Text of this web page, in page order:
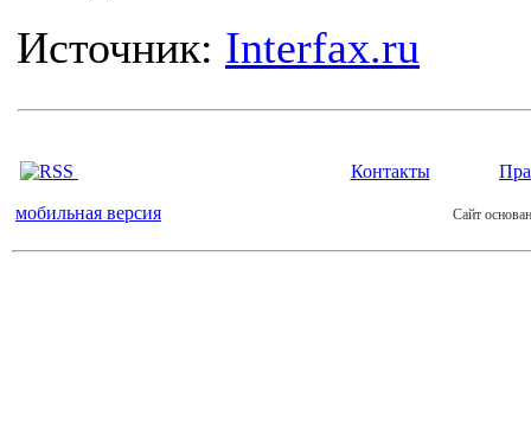
Источник: Interfax.ru
Контакты
мобильная версия Сайт